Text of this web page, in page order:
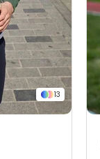
13